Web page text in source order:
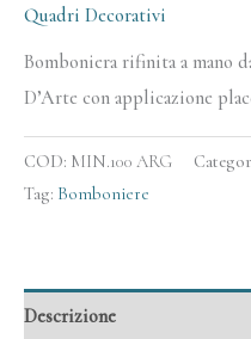
Quadri Decorativi
Bomboniera rifinita a mano
D’Arte con applicazione
COD: MIN.100 ARG
Tag: Bomboniere
Descrizione